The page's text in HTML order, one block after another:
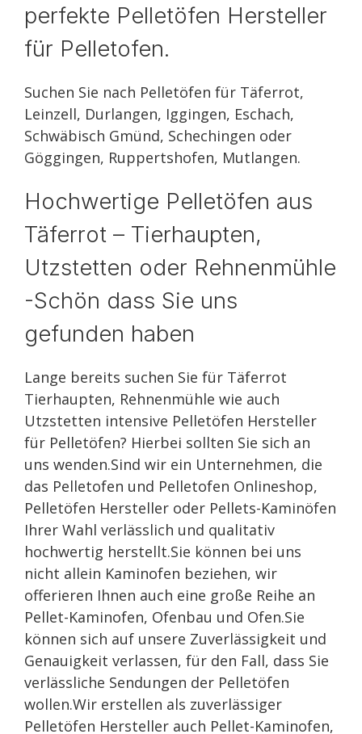
perfekte Pelletöfen Hersteller
für Pelletofen.
Suchen Sie nach Pelletöfen für Täferrot,
Leinzell, Durlangen, Iggingen, Eschach,
Schwäbisch Gmünd, Schechingen oder
Göggingen, Ruppertshofen, Mutlangen.
Hochwertige Pelletöfen aus
Täferrot – Tierhaupten,
Utzstetten oder Rehnenmühle
-Schön dass Sie uns
gefunden haben
Lange bereits suchen Sie für Täferrot
Tierhaupten, Rehnenmühle wie auch
Utzstetten intensive Pelletöfen Hersteller
für Pelletöfen? Hierbei sollten Sie sich an
uns wenden.Sind wir ein Unternehmen, die
das Pelletofen und Pelletofen Onlineshop,
Pelletöfen Hersteller oder Pellets-Kaminöfen
Ihrer Wahl verlässlich und qualitativ
hochwertig herstellt.Sie können bei uns
nicht allein Kaminofen beziehen, wir
offerieren Ihnen auch eine große Reihe an
Pellet-Kaminofen, Ofenbau und Ofen.Sie
können sich auf unsere Zuverlässigkeit und
Genauigkeit verlassen, für den Fall, dass Sie
verlässliche Sendungen der Pelletöfen
wollen.Wir erstellen als zuverlässiger
Pelletöfen Hersteller auch Pellet-Kaminofen,